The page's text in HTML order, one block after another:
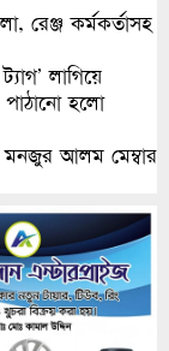
রেঞ্জ কর্মকর্তাসহ
লাগিয়ে
পাঠানো হলো
মনজুর আলম মেম্বার